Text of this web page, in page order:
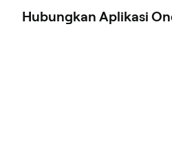
Hubungkan Aplikasi